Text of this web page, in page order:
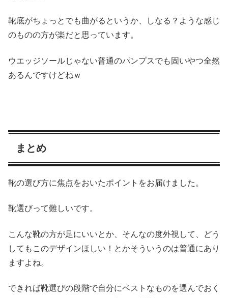
靴底がちょっとでも曲がるというか、しなる？ような感じ
のものの方が楽だと思っています。
ウエッジソールじゃない普通のパンプスでも固いやつ全然
あるんですけどねｗ
まとめ
靴の選び方に焦点をおいたポイントをお届けました。
靴選びって難しいです。
こんな靴の方が足にいいとか、そんなの度外視して、どう
してもこのデザインほしい！とかそういうのは普通にあり
ますよね。
できれば靴選びの段階で自分にベストなものを選んでおく